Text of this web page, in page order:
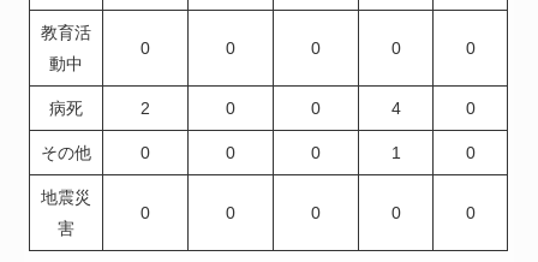
教育活
動中
0 0 0 0 0
病死 2 0 0 4 0
その他 0 0 0 1 0
地震災
害
0 0 0 0 0